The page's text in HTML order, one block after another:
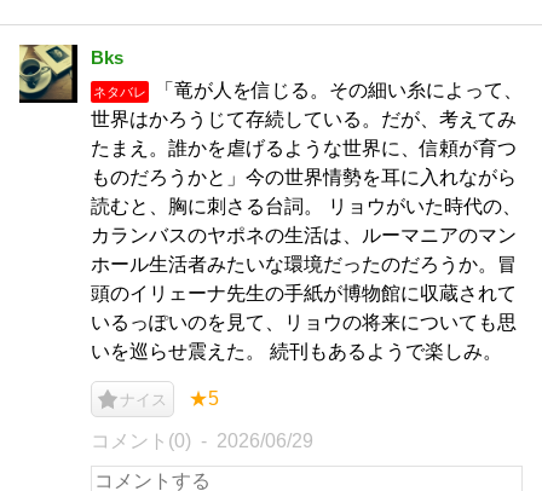
Bks
ネタバレ
「竜が人を信じる。その細い糸によって、
世界はかろうじて存続している。だが、考えてみ
たまえ。誰かを虐げるような世界に、信頼が育つ
ものだろうかと」今の世界情勢を耳に入れながら
読むと、胸に刺さる台詞。 リョウがいた時代の、
カランバスのヤポネの生活は、ルーマニアのマン
ホール生活者みたいな環境だったのだろうか。冒
頭のイリェーナ先生の手紙が博物館に収蔵されて
いるっぽいのを見て、リョウの将来についても思
いを巡らせ震えた。 続刊もあるようで楽しみ。
ナイス ★5
コメント(0) 2026/06/29